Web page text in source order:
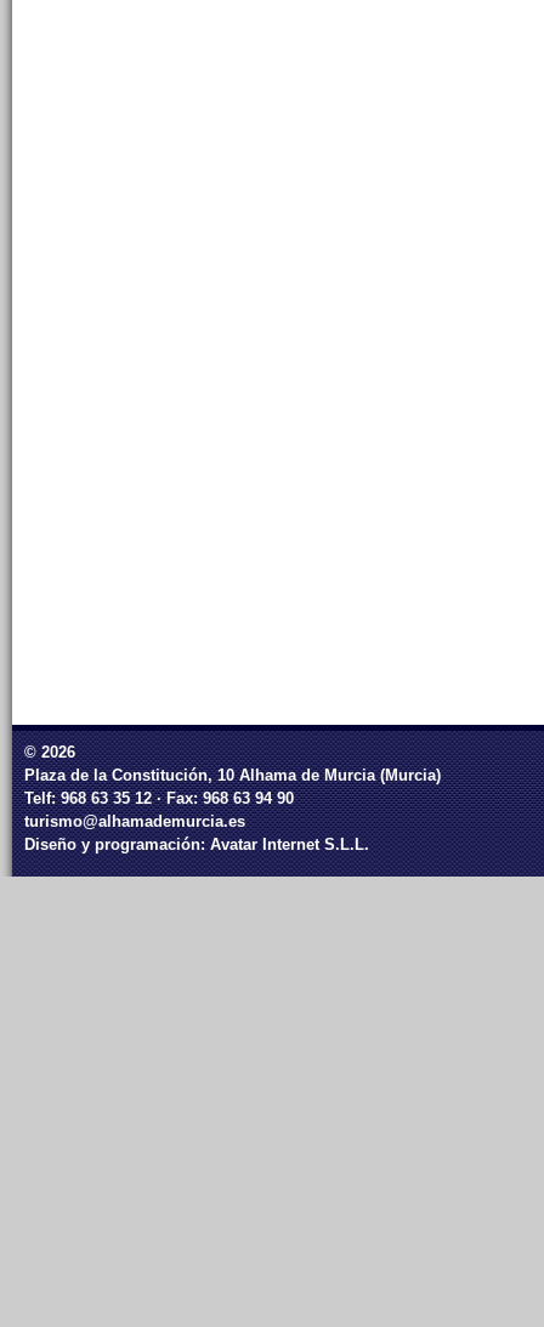
© 2026
Plaza de la Constitución, 10 Alhama de Murcia (Murcia)
Telf: 968 63 35 12 · Fax: 968 63 94 90
turismo@alhamademurcia.es
Diseño y programación:Avatar Internet S.L.L.